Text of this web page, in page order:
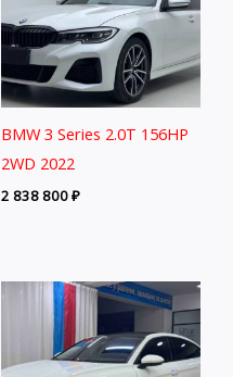
BMW 3 Series 2.0T 156HP
2WD 2022
2 838 800₽